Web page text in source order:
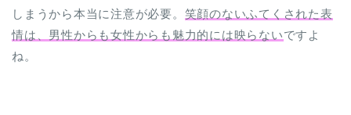
しまうから本当に注意が必要。 笑顔のないふてくされた表
情は、男性からも女性からも魅力的には映らないですよ
ね。